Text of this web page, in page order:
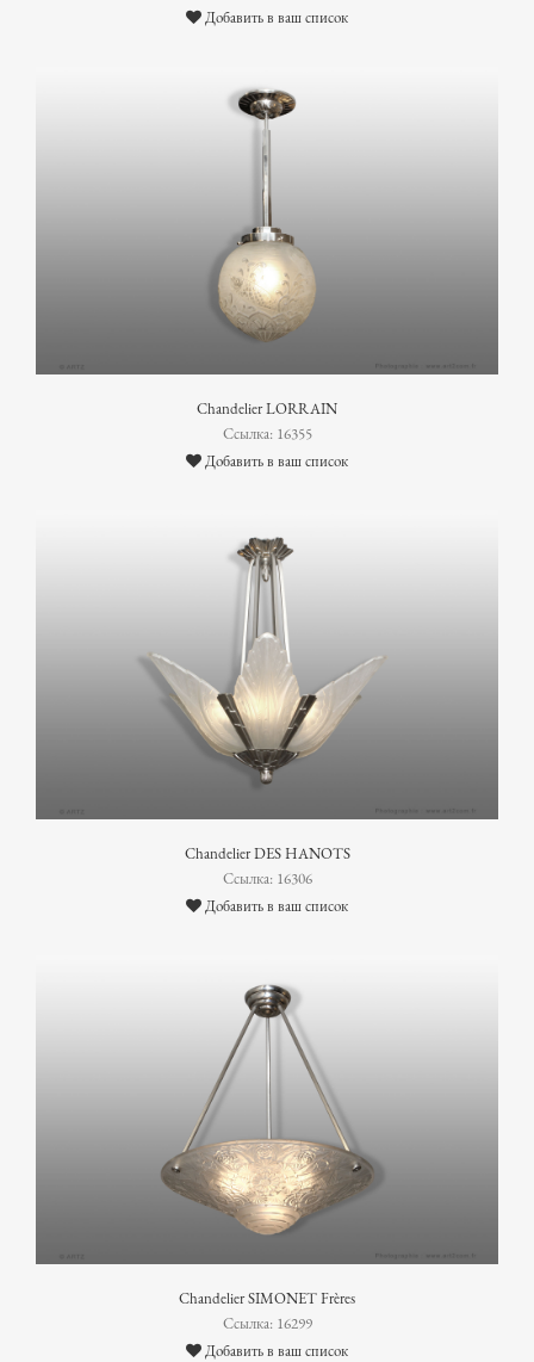
Добавить в ваш список
Chandelier LORRAIN
Ссылка: 16355
Добавить в ваш список
Chandelier DES HANOTS
Ссылка: 16306
Добавить в ваш список
Chandelier SIMONET Frères
Ссылка: 16299
Добавить в ваш список